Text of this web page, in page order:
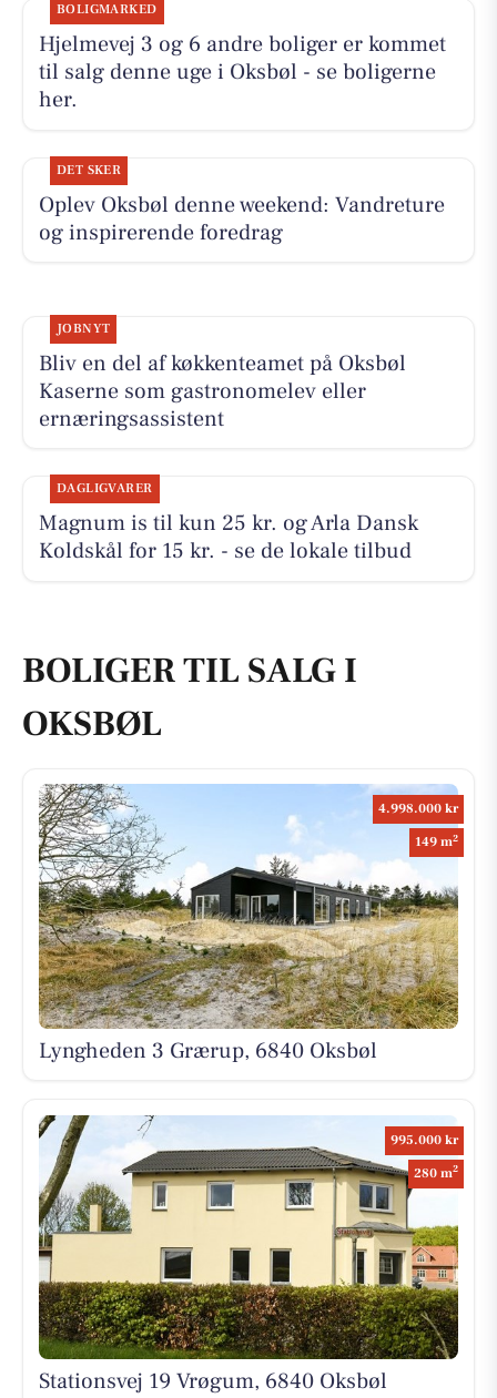
BOLIGMARKED
Hjelmevej 3 og 6 andre boliger er kommet
til salg denne uge i Oksbøl - se boligerne
her.
DET SKER
Oplev Oksbøl denne weekend: Vandreture
og inspirerende foredrag
JOBNYT
Bliv en del af køkkenteamet på Oksbøl
Kaserne som gastronomelev eller
ernæringsassistent
DAGLIGVARER
Magnum is til kun 25 kr. og Arla Dansk
Koldskål for 15 kr. - se de lokale tilbud
BOLIGER TIL SALG I
OKSBØL
4.998.000 kr
149 m2
Lyngheden 3 Grærup, 6840 Oksbøl
995.000 kr
280 m2
Stationsvej 19 Vrøgum, 6840 Oksbøl